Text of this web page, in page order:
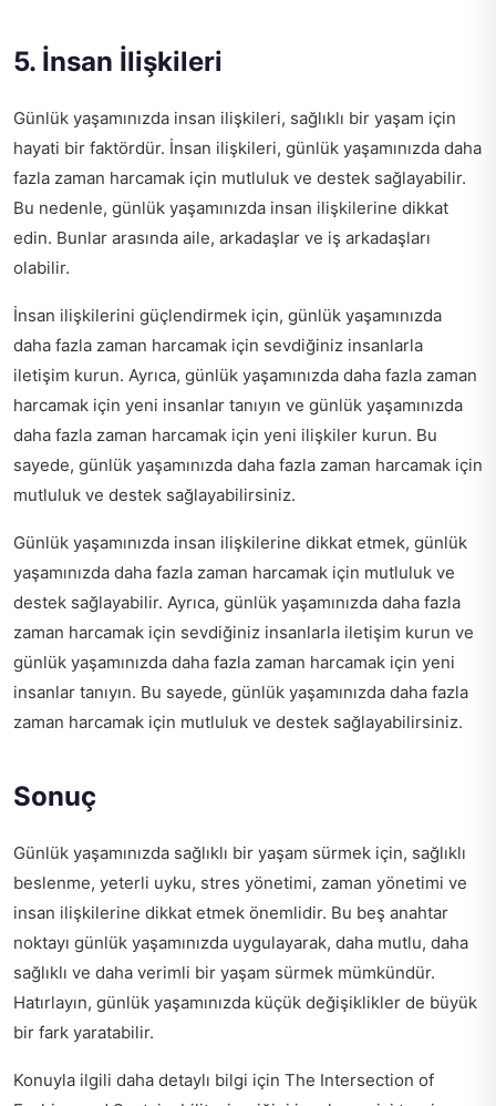
5. İnsan İlişkileri
Günlük yaşamınızda insan ilişkileri, sağlıklı bir yaşam için
hayati bir faktördür. İnsan ilişkileri, günlük yaşamınızda daha
fazla zaman harcamak için mutluluk ve destek sağlayabilir.
Bu nedenle, günlük yaşamınızda insan ilişkilerine dikkat
edin. Bunlar arasında aile, arkadaşlar ve iş arkadaşları
olabilir.
İnsan ilişkilerini güçlendirmek için, günlük yaşamınızda
daha fazla zaman harcamak için sevdiğiniz insanlarla
iletişim kurun. Ayrıca, günlük yaşamınızda daha fazla zaman
harcamak için yeni insanlar tanıyın ve günlük yaşamınızda
daha fazla zaman harcamak için yeni ilişkiler kurun. Bu
sayede, günlük yaşamınızda daha fazla zaman harcamak için
mutluluk ve destek sağlayabilirsiniz.
Günlük yaşamınızda insan ilişkilerine dikkat etmek, günlük
yaşamınızda daha fazla zaman harcamak için mutluluk ve
destek sağlayabilir. Ayrıca, günlük yaşamınızda daha fazla
zaman harcamak için sevdiğiniz insanlarla iletişim kurun ve
günlük yaşamınızda daha fazla zaman harcamak için yeni
insanlar tanıyın. Bu sayede, günlük yaşamınızda daha fazla
zaman harcamak için mutluluk ve destek sağlayabilirsiniz.
Sonuç
Günlük yaşamınızda sağlıklı bir yaşam sürmek için, sağlıklı
beslenme, yeterli uyku, stres yönetimi, zaman yönetimi ve
insan ilişkilerine dikkat etmek önemlidir. Bu beş anahtar
noktayı günlük yaşamınızda uygulayarak, daha mutlu, daha
sağlıklı ve daha verimli bir yaşam sürmek mümkündür.
Hatırlayın, günlük yaşamınızda küçük değişiklikler de büyük
bir fark yaratabilir.
Konuyla ilgili daha detaylı bilgi için The Intersection of